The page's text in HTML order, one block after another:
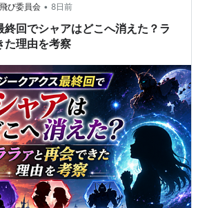
び委員会 • 8日前
終回でシャアはどこへ消えた？ラ
た理由を考察